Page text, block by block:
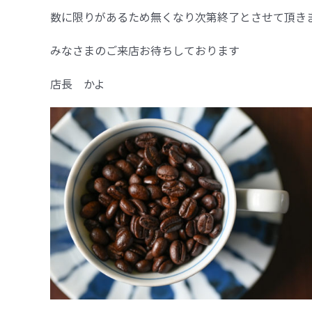
数に限りがあるため無くなり次第終了とさせて頂き
みなさまのご来店お待ちしております
店長 かよ